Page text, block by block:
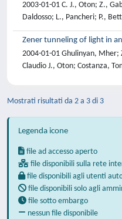
2003-01-01 C. J., Oton; Z.,
Daldosso; L., Pancheri; P.,
Zener tunneling of light in
2004-01-01 Ghulinyan, Mher;
Claudio J., Oton; Costanza,
Mostrati risultati da 2 a 3 di 3
Legenda icone
file ad accesso aperto
file disponibili sulla rete
file disponibili agli utenti
file disponibili solo agli
file sotto embargo
nessun file disponibile